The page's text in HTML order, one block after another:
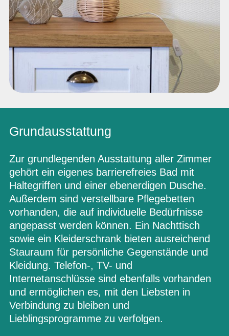
Grundausstattung
Zur grundlegenden Ausstattung aller Zimmer
gehört ein eigenes barrierefreies Bad mit
Haltegriffen und einer ebenerdigen Dusche.
Außerdem sind verstellbare Pflegebetten
vorhanden, die auf individuelle Bedürfnisse
angepasst werden können. Ein Nachttisch
sowie ein Kleiderschrank bieten ausreichend
Stauraum für persönliche Gegenstände und
Kleidung. Telefon-, TV- und
Internetanschlüsse sind ebenfalls vorhanden
und ermöglichen es, mit den Liebsten in
Verbindung zu bleiben und
Lieblingsprogramme zu verfolgen.